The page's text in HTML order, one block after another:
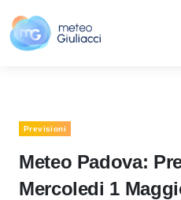
Previsioni
Meteo Padova:
Mercoledi 1